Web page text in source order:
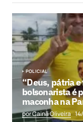
POLICIAL
“Deus, pátria
bolsonarista é
maconha na
por Cainã Oliveira